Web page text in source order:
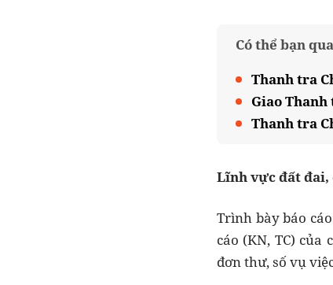
Có thể bạn
Thanh tra
Giao
Thanh tra
Lĩnh vực đất đai,
Trình bày báo
cáo (KN, TC)
đơn thư, số vụ